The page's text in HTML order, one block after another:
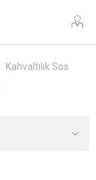
Kahvaltılık Sos